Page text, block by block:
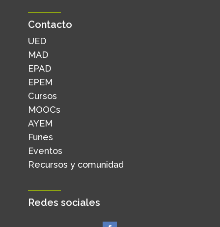
Contacto
UED
MAD
EPAD
EPEM
Cursos
MOOCs
AYEM
Funes
Eventos
Recursos y comunidad
Redes sociales